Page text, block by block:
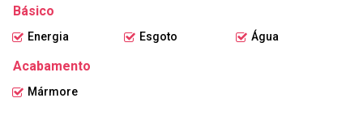
Básico
Energia Esgoto Água
Acabamento
Mármore